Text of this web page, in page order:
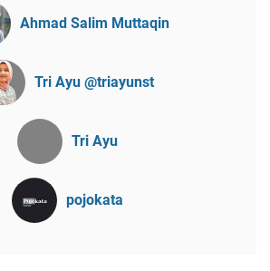
Ahmad Salim Muttaqin
Tri Ayu @triayunst
Tri Ayu
pojokata